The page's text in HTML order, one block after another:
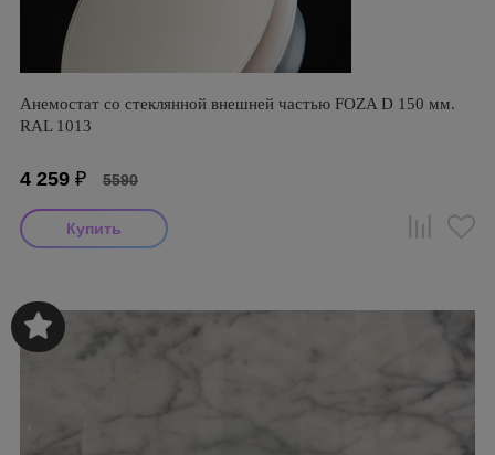
Анемостат со стеклянной внешней частью FOZA D 150 мм.
RAL 1013
4 259 ₽ 5590